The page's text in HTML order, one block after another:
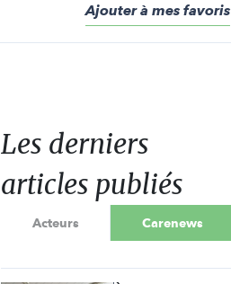
Ajouter à mes favoris
Les derniers
articles publiés
Acteurs Carenews